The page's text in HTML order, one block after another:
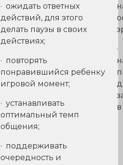
· ожидать ответных
действий, для этого
делать паузы в своих
действиях;
· повторять
понравившийся ребенку
игровой момент;
· устанавливать
оптимальный темп
общения;
· поддерживать
очередность и